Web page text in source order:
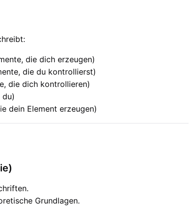
die dich erzeugen)
die du kontrollierst)
die dich kontrollieren)
du)
dein Element erzeugen)
Grundlagen.